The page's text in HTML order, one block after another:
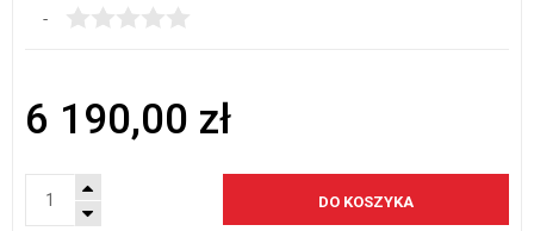
-
6 190,00 zł
DO KOSZYKA